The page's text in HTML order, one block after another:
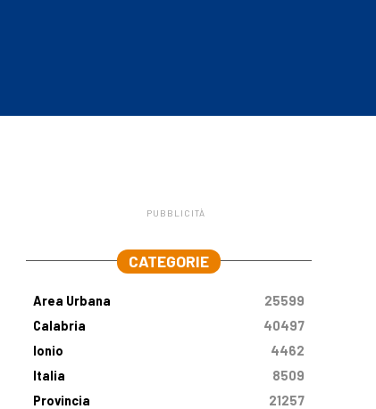
PUBBLICITÀ
CATEGORIE
Area Urbana
25599
Calabria
40497
Ionio
4462
Italia
8509
Provincia
21257